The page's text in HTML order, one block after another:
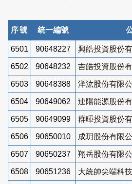
序號 統一編號
6501 90648227 興皓投資股份
6502 90648232 吉皓投資股份
6503 90648388 洋汯股份有限
6504 90649062 連陽能源股份
6505 90649099 群暉投資股份
6506 90650010 成玥股份有限
6507 90650237 翔岳股份有限
6508 90651236 大統帥尖端科